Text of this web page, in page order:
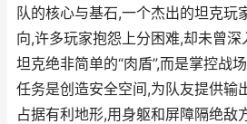
队的核心与基石,一个杰出的坦克玩
向,许多玩家抱怨上分困难,却未曾
坦克绝非简单的“肉盾”,而是掌控战
任务是创造安全空间,为队友提供输
占据有利地形,用身躯和屏障隔绝敌